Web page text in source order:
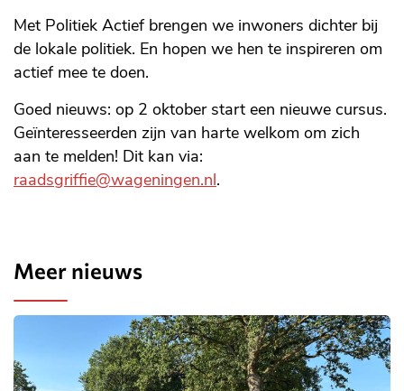
Met Politiek Actief brengen we inwoners dichter bij
de lokale politiek. En hopen we hen te inspireren om
actief mee te doen.
Goed nieuws: op 2 oktober start een nieuwe cursus.
Geïnteresseerden zijn van harte welkom om zich
aan te melden! Dit kan via:
raadsgriffie@wageningen.nl.
Meer nieuws